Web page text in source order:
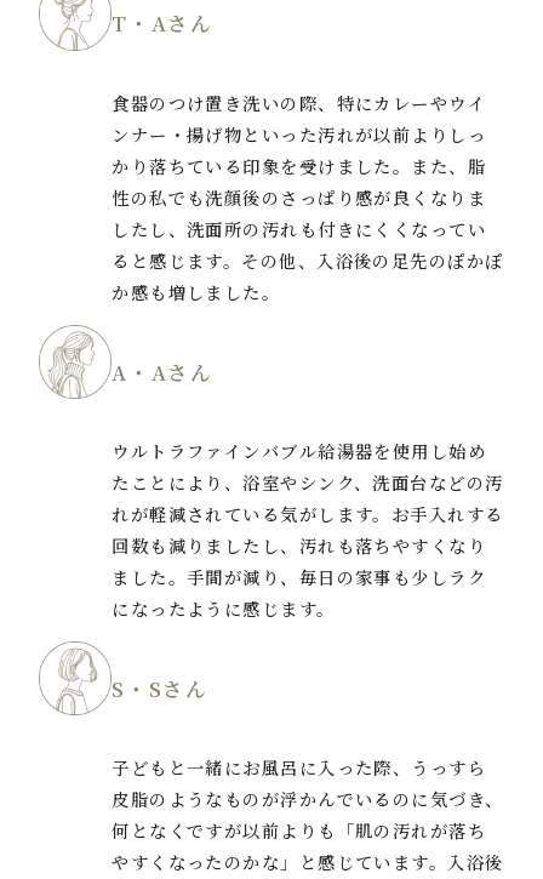
T・Aさん
食器のつけ置き洗いの際、特にカレーやウイ
ンナー・揚げ物といった汚れが以前よりしっ
かり落ちている印象を受けました。また、脂
性の私でも洗顔後のさっぱり感が良くなりま
したし、洗面所の汚れも付きにくくなってい
ると感じます。その他、入浴後の足先のぽかぽ
か感も増しました。
A・Aさん
ウルトラファインバブル給湯器を使用し始め
たことにより、浴室やシンク、洗面台などの汚
れが軽減されている気がします。お手入れする
回数も減りましたし、汚れも落ちやすくなり
ました。手間が減り、毎日の家事も少しラク
になったように感じます。
S・Sさん
子どもと一緒にお風呂に入った際、うっすら
皮脂のようなものが浮かんでいるのに気づき、
何となくですが以前よりも「肌の汚れが落ち
やすくなったのかな」と感じています。入浴後